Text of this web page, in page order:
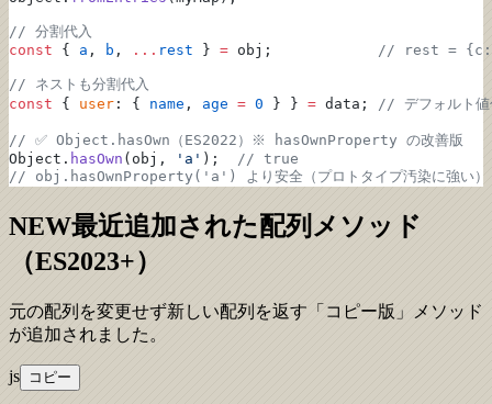
// 分割代入
const { a , b , ... rest } = obj; // rest =
// ネストも分割代入
const { user : { name , age = 0 } } = data; // デフォルト値
// ✅ Object.hasOwn（ES2022）※ hasOwnProperty の改善版
Object. hasOwn (obj, 'a' ); // true
// obj.hasOwnProperty('a') より安全（プロトタイプ汚染に強い）
NEW最近追加された配列メソッド
（ES2023+）
元の配列を変更せず新しい配列を返す「コピー版」メソッド
が追加されました。
js コピー